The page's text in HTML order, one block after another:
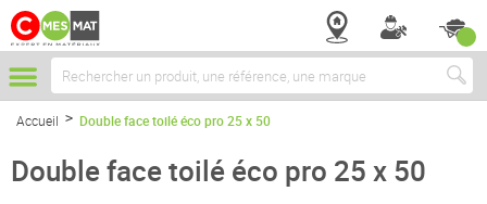
Chercher
Accueil Double face toilé éco pro 25 x 50
Double face toilé éco pro 25 x 50